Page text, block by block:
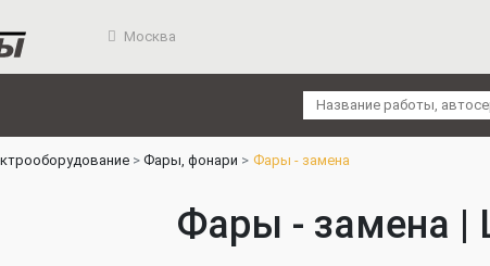
Москва
Фары, фонари Фары - замена
Фары - замена |